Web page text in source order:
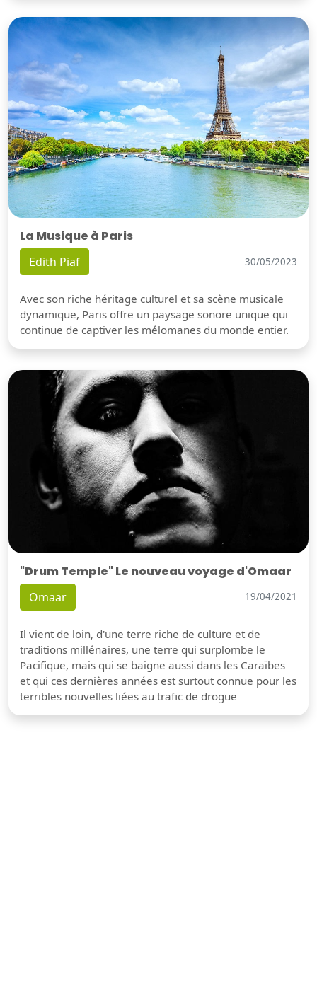
La Musique à Paris
Edith Piaf 30/05/2023
Avec son riche héritage culturel et sa scène musicale
dynamique, Paris offre un paysage sonore unique qui
continue de captiver les mélomanes du monde entier.
"Drum Temple" Le nouveau voyage d'Omaar
Omaar 19/04/2021
Il vient de loin, d'une terre riche de culture et de
traditions millénaires, une terre qui surplombe le
Pacifique, mais qui se baigne aussi dans les Caraïbes
et qui ces dernières années est surtout connue pour les
terribles nouvelles liées au trafic de drogue